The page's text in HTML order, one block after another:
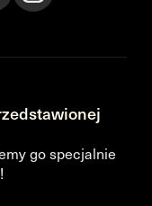
go specjalnie